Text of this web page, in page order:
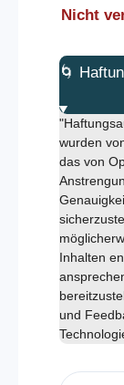
Nicht
🌀
wurden
das von
Inhalten
und